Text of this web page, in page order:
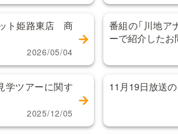
ト姫路東店 商
2026/05/04
番組の「川地ア
ーで紹介した
学ツアーに関す
2025/12/05
11月19日放送の